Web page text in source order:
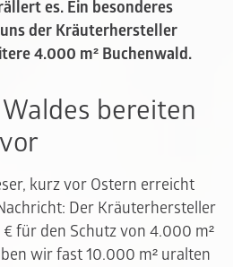
es. Ein besonderes
der Kräuterhersteller
4.000 m² Buchenwald.
bereiten
kurz vor Ostern erreicht
Der Kräuterhersteller
für den Schutz von 4.000 m²
wir fast 10.000 m² uralten